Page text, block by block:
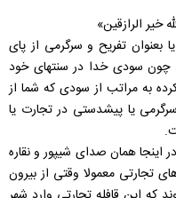
خير الرازقين»
بعنوان تفريح و سرگرمی از پای
چون سودی خدا در سنتهای خود
به مراتب از سودی كه شما از
يا پيشدستی در تجارت يا
در اينجا همان صدای شيپور و نقاره
تجارتی معمولا وقتی از بيرون